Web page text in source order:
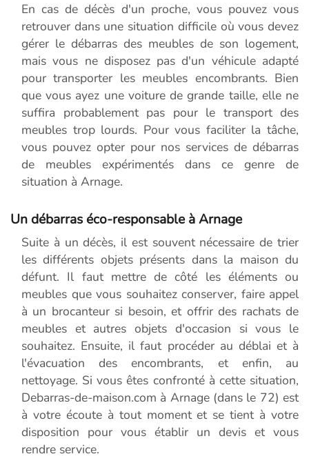
En cas de décès d'un proche, vous pouvez vous
retrouver dans une situation difficile où vous devez
gérer le débarras des meubles de son logement,
mais vous ne disposez pas d'un véhicule adapté
pour transporter les meubles encombrants. Bien
que vous ayez une voiture de grande taille, elle ne
suffira probablement pas pour le transport des
meubles trop lourds. Pour vous faciliter la tâche,
vous pouvez opter pour nos services de débarras
de meubles expérimentés dans ce genre de
situation à Arnage.
Un débarras éco-responsable à Arnage
Suite à un décès, il est souvent nécessaire de trier
les différents objets présents dans la maison du
défunt. Il faut mettre de côté les éléments ou
meubles que vous souhaitez conserver, faire appel
à un brocanteur si besoin, et offrir des rachats de
meubles et autres objets d'occasion si vous le
souhaitez. Ensuite, il faut procéder au déblai et à
l'évacuation des encombrants, et enfin, au
nettoyage. Si vous êtes confronté à cette situation,
Debarras-de-maison.com à Arnage (dans le 72) est
à votre écoute à tout moment et se tient à votre
disposition pour vous établir un devis et vous
rendre service.